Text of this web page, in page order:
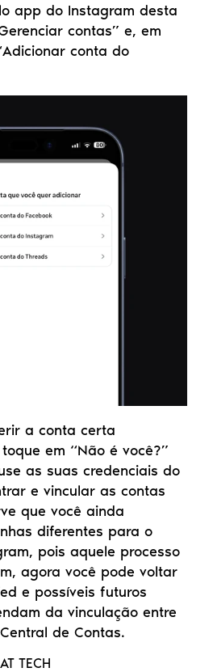
TECH
app do Instagram desta
contas” e, em
conta do
a conta certa
em “Não é você?”
as suas credenciais do
e vincular as contas
que você ainda
diferentes para o
pois aquele processo
agora você pode voltar
e possíveis futuros
da vinculação entre
de Contas.